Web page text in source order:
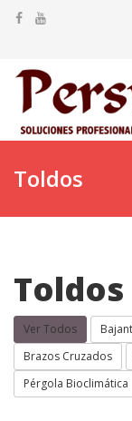
Toldos
Toldos
Ver Todos
Brazos Cruzados
Pérgola Bioclimática